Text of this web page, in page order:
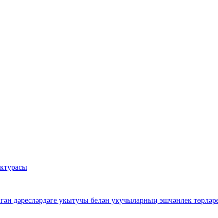
дәресләрдәге укытучы белән укучыларның эшчәнлек